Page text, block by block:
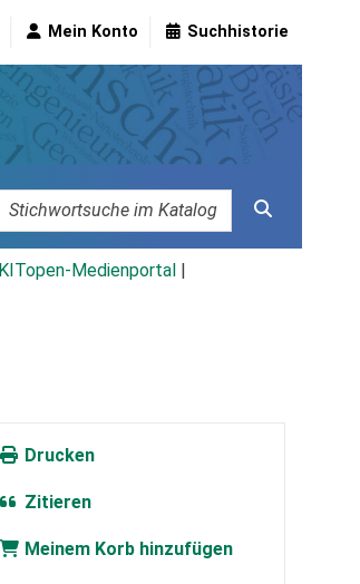
Mein Konto Suchhistorie
KITopen-Medienportal
Drucken
Zitieren
Meinem Korb hinzufügen